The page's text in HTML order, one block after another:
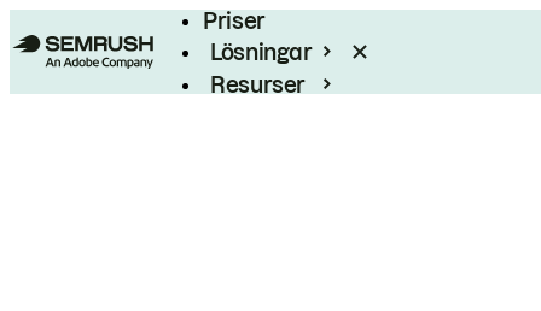
Priser
Lösningar
Resurser